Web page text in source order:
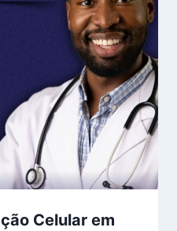
Celular em